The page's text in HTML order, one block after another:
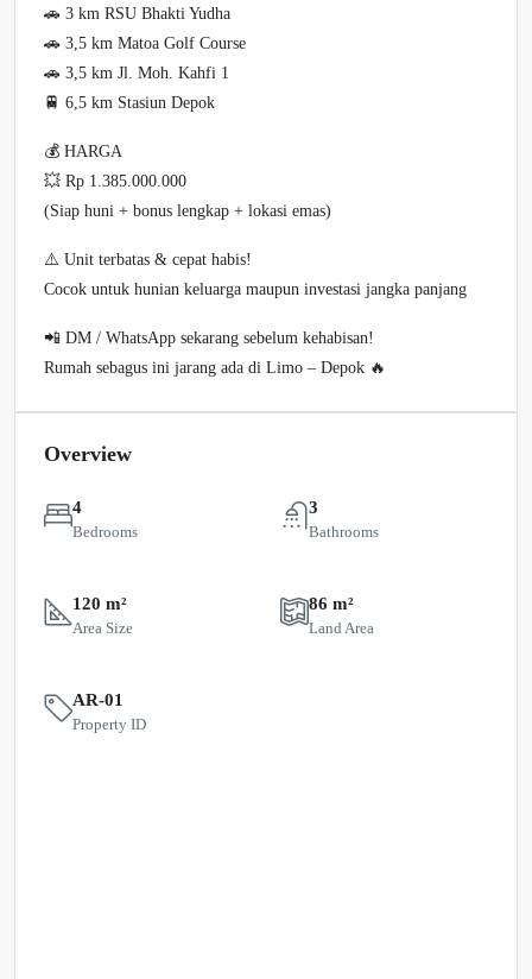
🚗 3 km RSU Bhakti Yudha
🚗 3,5 km Matoa Golf Course
🚗 3,5 km Jl. Moh. Kahfi 1
🚆 6,5 km Stasiun Depok
💰 HARGA
💥 Rp 1.385.000.000
(Siap huni + bonus lengkap + lokasi emas)
⚠️ Unit terbatas & cepat habis!
Cocok untuk hunian keluarga maupun investasi jangka panjang
📲 DM / WhatsApp sekarang sebelum kehabisan!
Rumah sebagus ini jarang ada di Limo – Depok 🔥
Overview
4
Bedrooms
3
Bathrooms
120 m²
Area Size
86 m²
Land Area
AR-01
Property ID